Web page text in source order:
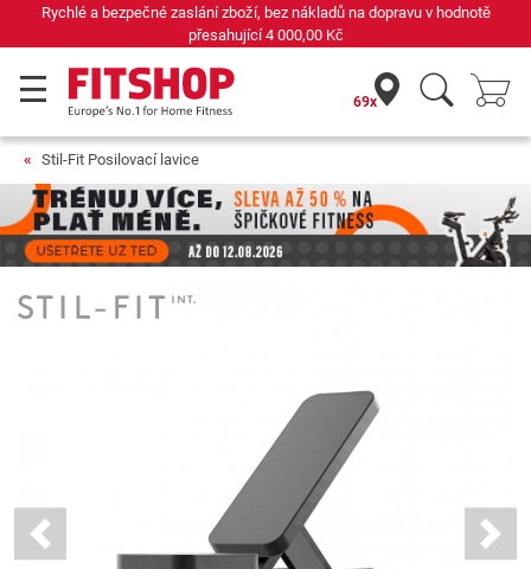
Rychlé a bezpečné zaslání zboží, bez nákladů na dopravu v hodnotě
přesahující4 000,00 Kč
69x
Stil-Fit Posilovací lavice
Previous Next